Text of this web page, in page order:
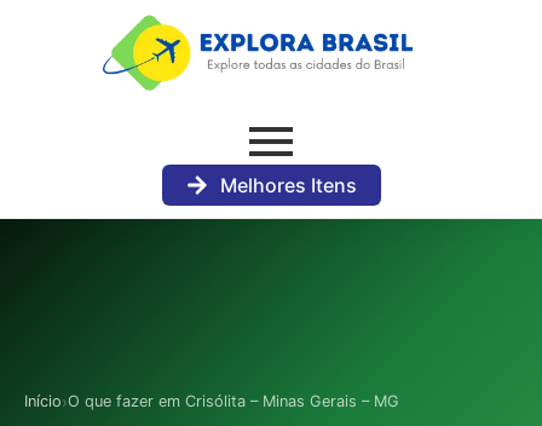
Melhores Itens
Início›O que fazer em Crisólita – Minas Gerais – MG